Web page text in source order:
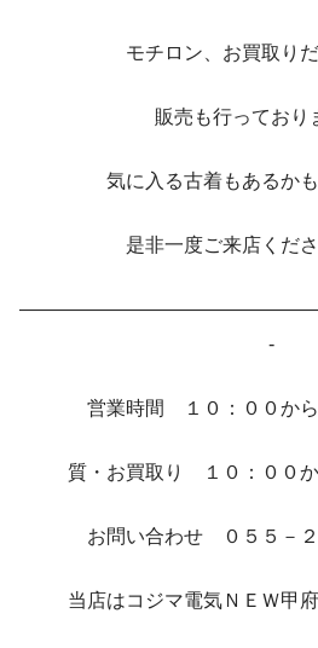
モチロン、お買取り
販売も行っており
気に入る古着もあるか
是非一度ご来店くだ
-
営業時間 １０：００か
質・お買取り １０：００
お問い合わせ ０５５－２
当店はコジマ電気ＮＥＷ甲